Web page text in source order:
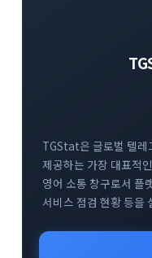
TGStat은 글로벌 텔레
제공하는 가장 대표적
영어 소통 창구로서 플
서비스 점검 현황 등을
사용자분들에게 필수